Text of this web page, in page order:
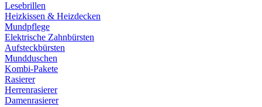
Lesebrillen
Heizkissen & Heizdecken
Mundpflege
Elektrische Zahnbürsten
Aufsteckbürsten
Mundduschen
Kombi-Pakete
Rasierer
Herrenrasierer
Damenrasierer